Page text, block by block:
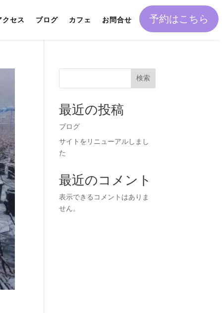
クセス ブログ カフェ お問合せ 予約はこちら
検索
最近の投稿
ブログ
サイトをリニューアルしまし
た
最近のコメント
表示できるコメントはありま
せん。